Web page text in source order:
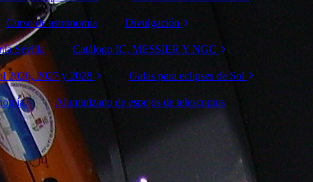
10 de
2026
12 de
2026
de Sol
14 de
2026
Curso de astronomía Divulgación
Conferencias de
Sevilla Catálogo IC, MESSIER Y NGC
Catálogo IC
Catálogo Messier
2026, 2027 y 2028 Gafas para eclipses de Sol
José Costas Gual
solar 2026
Aluminizado de espejos de telescopios